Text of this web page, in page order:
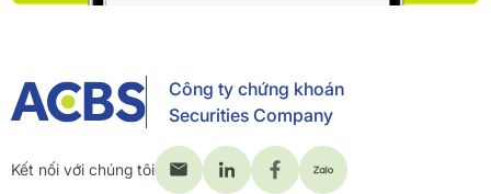
Công ty chứng khoán
Securities Company
Kết nối với chúng tôi